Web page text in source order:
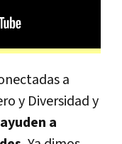
a
y Diversidad y
a